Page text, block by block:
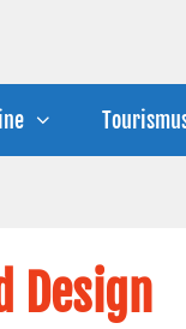
Design